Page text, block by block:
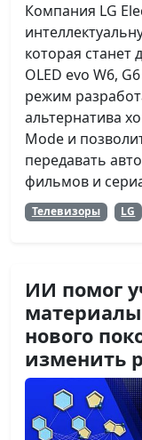
Компания LG
которая станет
OLED evo W6,
режим
альтернатива
Mode и
передавать
фильмов и
Телевизоры LG
ИИ помог
материалы
нового
изменить